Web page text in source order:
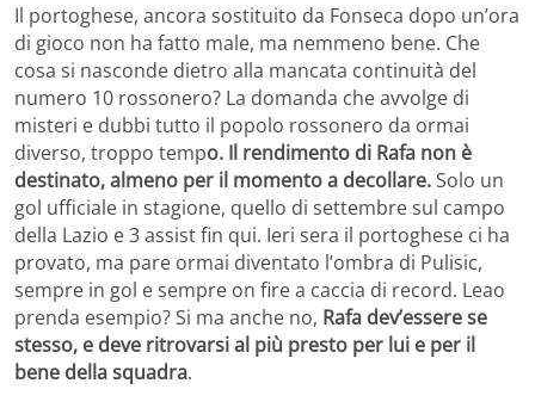
Il portoghese, ancora sostituito da Fonseca dopo un’ora
di gioco non ha fatto male, ma nemmeno bene. Che
cosa si nasconde dietro alla mancata continuità del
numero 10 rossonero? La domanda che avvolge di
misteri e dubbi tutto il popolo rossonero da ormai
diverso, troppo tempo. Il rendimento di Rafa non è
destinato, almeno per il momento a decollare.Solo un
gol ufficiale in stagione, quello di settembre sul campo
della Lazio e 3 assist fin qui. Ieri sera il portoghese ci ha
provato, ma pare ormai diventato l’ombra di Pulisic,
sempre in gol e sempre on fire a caccia di record. Leao
prenda esempio? Si ma anche no, Rafa dev’essere se
stesso, e deve ritrovarsi al più presto per lui e per il
bene della squadra.